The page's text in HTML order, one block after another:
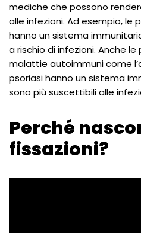
mediche che possono
alle infezioni. Ad esempio, le
hanno un sistema
a rischio di infezioni. Anche
malattie autoimmuni come
psoriasi hanno un sistema
sono più suscettibili alle
Perché
fissazioni?